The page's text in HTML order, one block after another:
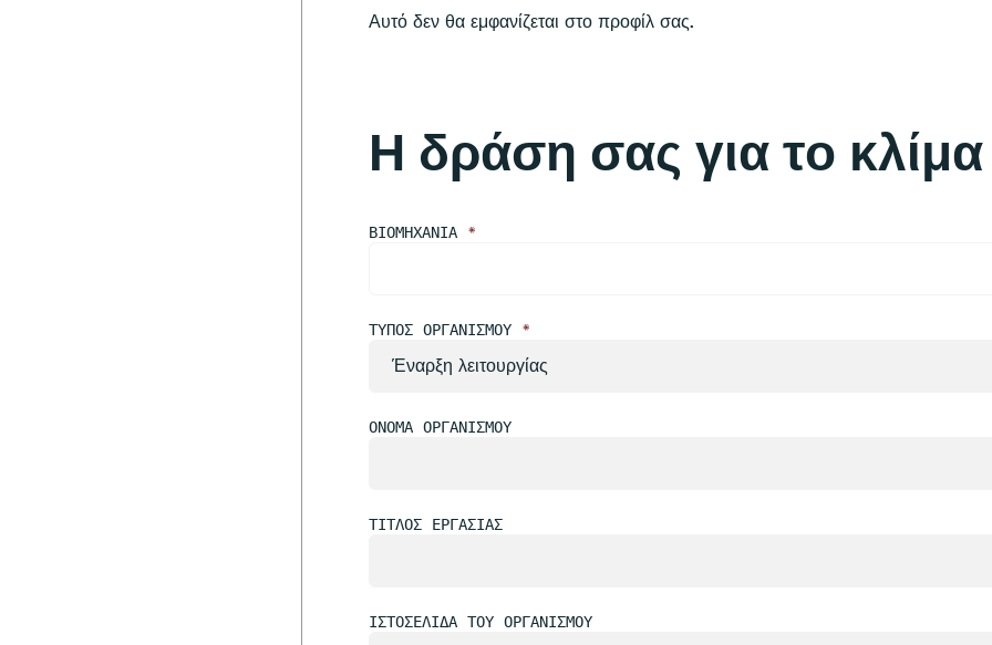
Αυτό δεν θα εμφανίζεται στο προφίλ σας.
Η δράση σας για το κλίμα
ΒΙΟΜΗΧΑΝΊΑ *
ΤΎΠΟΣ ΟΡΓΑΝΙΣΜΟΎ *
ΌΝΟΜΑ ΟΡΓΑΝΙΣΜΟΎ
ΤΊΤΛΟΣ ΕΡΓΑΣΊΑΣ
ΙΣΤΟΣΕΛΊΔΑ ΤΟΥ ΟΡΓΑΝΙΣΜΟΎ